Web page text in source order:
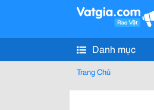
Danh mục
Trang Chủ